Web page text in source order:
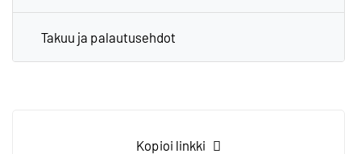
Takuu ja palautusehdot
Kopioi linkki